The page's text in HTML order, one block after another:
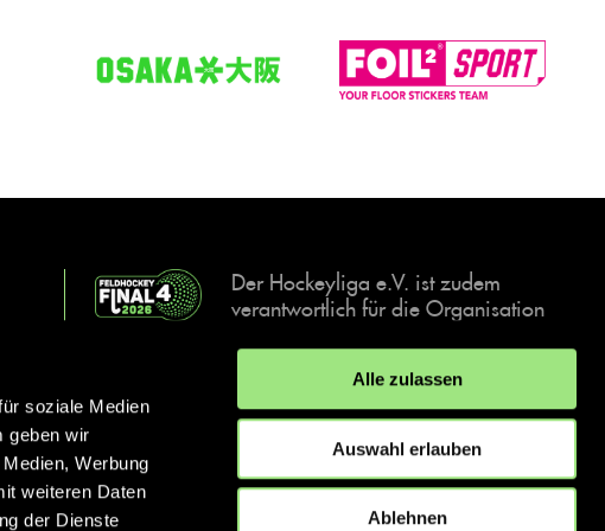
soziale Medien
geben wir
Werbung
weiteren Daten
der Dienste
Alle zulassen
Auswahl erlauben
Ablehnen
Der Hockeyliga e.V. ist zudem
verantwortlich für die Organisation
Events, der deutschen Hockey-
Meisterschaften.
IMPRESSUM DATENSCHUTZERKLÄRUNG